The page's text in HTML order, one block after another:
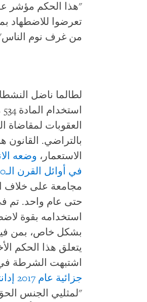
"هذا الحكم مؤشر
تعرضوا للاضطهاد
من غرف نوم
لطالما ناضل
العقوبات لمقاضاة
بالتراضي. القانون
الاستعمار، وضعه
في أوائل القرن الـ20
مجامعة على خلاف
حتى عام واحد. تم
استخدامه بقوة
بشكل خاص، بمن
اشتبهت الشرطة في
جزائية عام 2017 إدانتهم
"لمثليي الجنس